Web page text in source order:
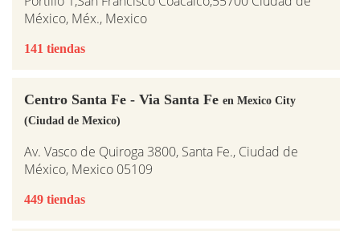
México, Méx., Mexico
141 tiendas
Centro Santa Fe - Via Santa Fe en Mexico City
(Ciudad de Mexico)
Av. Vasco de Quiroga 3800, Santa Fe., Ciudad de
México, Mexico 05109
449 tiendas